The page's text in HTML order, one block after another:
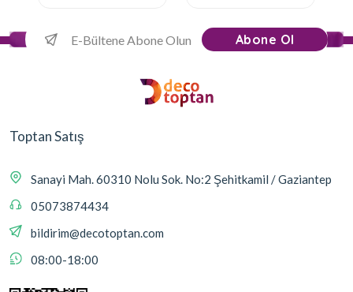
Abone Ol
Toptan Satış
Sanayi Mah. 60310 Nolu Sok. No:2 Şehitkamil / Gaziantep
05073874434
bildirim@decotoptan.com
08:00-18:00